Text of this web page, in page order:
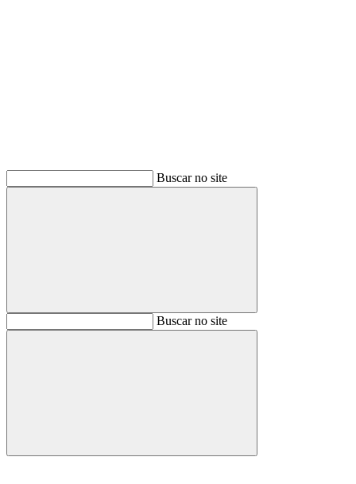
Buscar no site
BuscarBuscar no site
Buscar